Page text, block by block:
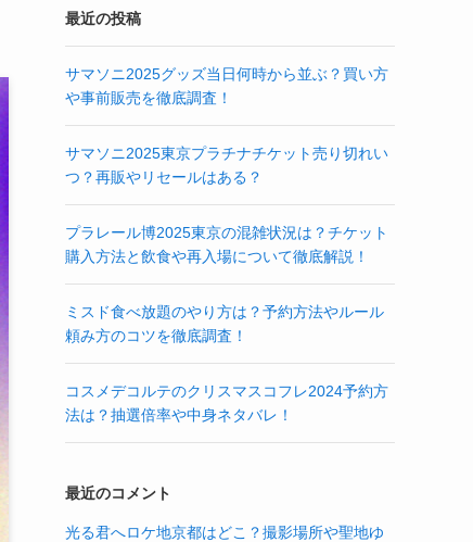
最近の投稿
サマソニ2025グッズ当日何時から並ぶ？買い方
や事前販売を徹底調査！
サマソニ2025東京プラチナチケット売り切れい
つ？再販やリセールはある？
プラレール博2025東京の混雑状況は？チケット
購入方法と飲食や再入場について徹底解説！
ミスド食べ放題のやり方は？予約方法やルール
頼み方のコツを徹底調査！
コスメデコルテのクリスマスコフレ2024予約方
法は？抽選倍率や中身ネタバレ！
最近のコメント
光る君へロケ地京都はどこ？撮影場所や聖地ゆ